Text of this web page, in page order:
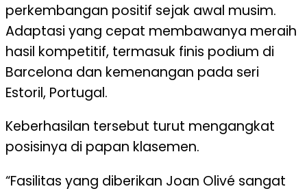
perkembangan positif sejak awal musim.
Adaptasi yang cepat membawanya meraih
hasil kompetitif, termasuk finis podium di
Barcelona dan kemenangan pada seri
Estoril, Portugal.
Keberhasilan tersebut turut mengangkat
posisinya di papan klasemen.
“Fasilitas yang diberikan Joan Olivé sangat